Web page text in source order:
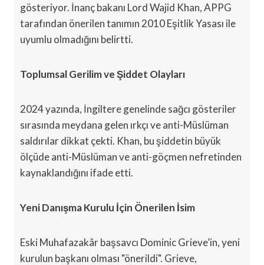
gösteriyor. İnanç bakanı Lord Wajid Khan, APPG
tarafından önerilen tanımın 2010 Eşitlik Yasası ile
uyumlu olmadığını belirtti.
Toplumsal Gerilim ve Şiddet Olayları
2024 yazında, İngiltere genelinde sağcı gösteriler
sırasında meydana gelen ırkçı ve anti-Müslüman
saldırılar dikkat çekti. Khan, bu şiddetin büyük
ölçüde anti-Müslüman ve anti-göçmen nefretinden
kaynaklandığını ifade etti.
Yeni Danışma Kurulu İçin Önerilen İsim
Eski Muhafazakâr başsavcı Dominic Grieve’in, yeni
kurulun başkanı olması "önerildi". Grieve,